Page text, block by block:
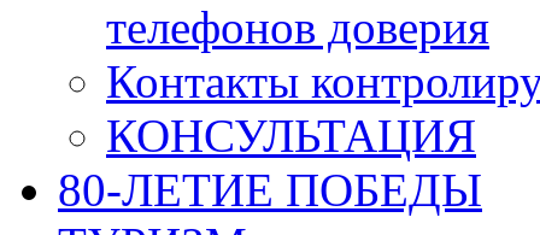
телефонов доверия
Контакты
КОНСУЛЬТАЦИЯ
80-ЛЕТИЕ ПОБЕДЫ